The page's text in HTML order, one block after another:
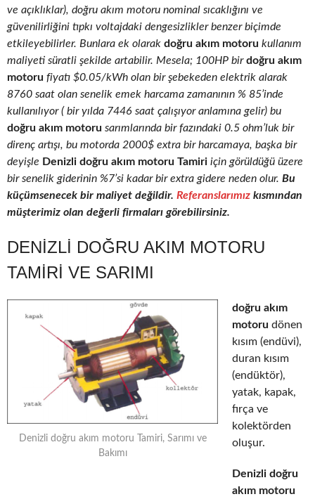
ve açıklıklar), doğru akım motoru nominal sıcaklığını ve
güvenilirliğini tıpkı voltajdaki dengesizlikler benzer biçimde
etkileyebilirler. Bunlara ek olarak doğru akım motoru kullanım
maliyeti süratli şekilde artabilir. Mesela; 100HP birdoğru akım
motoru fiyatı $0.05/kWh olan bir şebekeden elektrik alarak
8760 saat olan senelik emek harcama zamanının % 85’inde
kullanılıyor ( bir yılda 7446 saat çalışıyor anlamına gelir) bu
doğru akım motoru sarımlarında bir fazındaki 0.5 ohm’luk bir
direnç artışı, bu motorda 2000$ extra bir harcamaya, başka bir
deyişle Denizli doğru akım motoru Tamiri için görüldüğü üzere
bir senelik giderinin %7’si kadar bir extra gidere neden olur. Bu
küçümsenecek bir maliyet değildir. Referanslarımız kısmından
müşterimiz olan değerli firmaları görebilirsiniz.
DENIZLI DOĞRU AKIM MOTORU
TAMIRI VE SARIMI
Denizli doğru akım motoru Tamiri, Sarımı ve
Bakımı
doğru akım
motoru dönen
kısım (endüvi),
duran kısım
(endüktör),
yatak, kapak,
fırça ve
kolektörden
oluşur.
Denizli doğru
akım motoru